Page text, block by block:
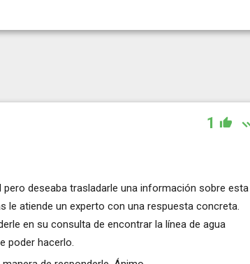
1
deseaba trasladarle una información sobre esta
le atiende un experto con una respuesta concreta.
en su consulta de encontrar la línea de agua
poder hacerlo.